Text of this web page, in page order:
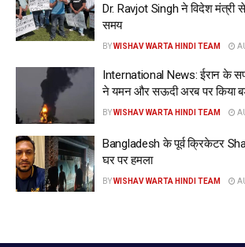
landslide new papua people
www.wishavwarta.in
Dr. Ravjot Singh ने विदेश मंत्री
समय
BYWISHAV WARTA HINDI TEAM
International News: ईरान के
ने यमन और सऊदी अरब पर किया
BYWISHAV WARTA HINDI TEAM
Bangladesh के पूर्व क्रिकेटर
घर पर हमला
BYWISHAV WARTA HINDI TEAM